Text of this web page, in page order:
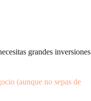
grandes inversiones
(aunque no sepas de